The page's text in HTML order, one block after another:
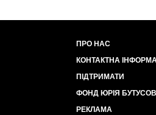
ПРО НАС
КОНТАКТНА
ПІДТРИМАТИ
ФОНД ЮРІЯ
РЕКЛАМА